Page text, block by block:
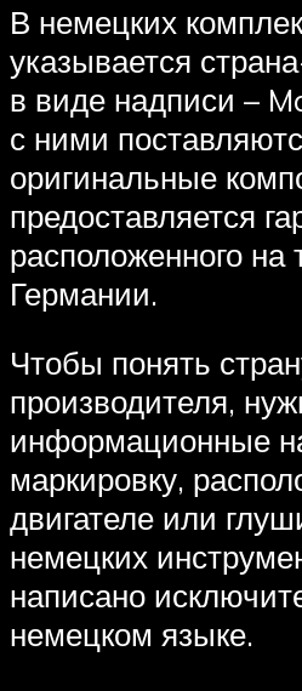
В немецких
указывается
в виде надписи –
с ними
оригинальные
предоставляется
расположенного на
Германии.
Чтобы понять
производителя,
информационные
маркировку,
двигателе или
немецких
написано
немецком языке.